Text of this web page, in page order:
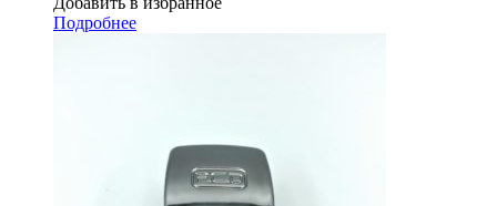
Подробнее